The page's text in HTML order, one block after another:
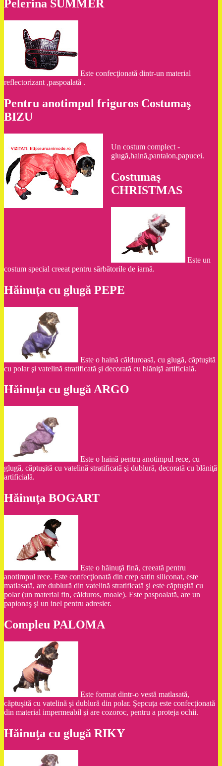
Pelerina SUMMER
Este confecţionată dintr-un material
reflectorizant ,paspoalată .
Pentru anotimpul friguros Costumaş
BIZU
Un costum complect -
glugă,haină,pantalon,papucei.
Costumaş
CHRISTMAS
Este un
costum special creeat pentru sărbătorile de iarnă.
Hăinuţa cu glugă PEPE
Este o haină călduroasă, cu glugă, căptuşită
cu polar şi vatelină stratificată şi decorată cu blăniţă artificială.
Hăinuţa cu glugă ARGO
Este o haină pentru anotimpul rece, cu
glugă, căptuşită cu vatelină stratificată şi dublură, decorată cu blăniţă
artificială.
Hăinuţa BOGART
Este o hăinuţă fină, creeată pentru
anotimpul rece. Este confecţionată din crep satin siliconat, este
matlasată, are dublură din vatelină stratificată şi este căptuşită cu
polar (un material fin, călduros, moale). Este paspoalată, are un
papionaş şi un inel pentru adresier.
Compleu PALOMA
Este format dintr-o vestă matlasată,
căptuşită cu vatelină şi dublură din polar. Şepcuţa este confecţionată
din material impermeabil şi are cozoroc, pentru a proteja ochii.
Hăinuţa cu glugă RIKY